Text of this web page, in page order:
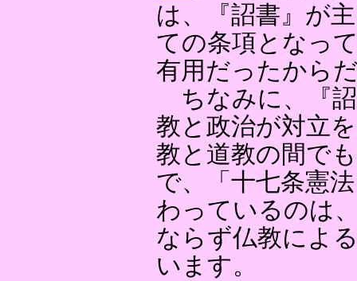
は、『詔書』が
ての条項となっ
有用だったから
ちなみに、『
教と政治が対立
教と道教の間で
で、「十七条憲
わっているのは
ならず仏教によ
います。